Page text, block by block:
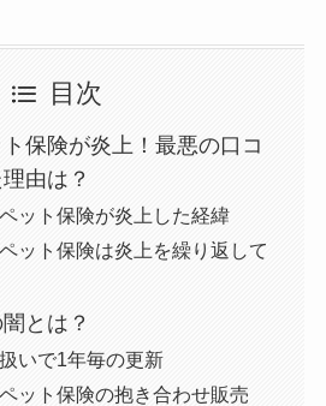
目次
保険が炎上！最悪の口コ
由は？
ット保険が炎上した経緯
ット保険は炎上を繰り返して
とは？
いで1年毎の更新
ット保険の抱き合わせ販売